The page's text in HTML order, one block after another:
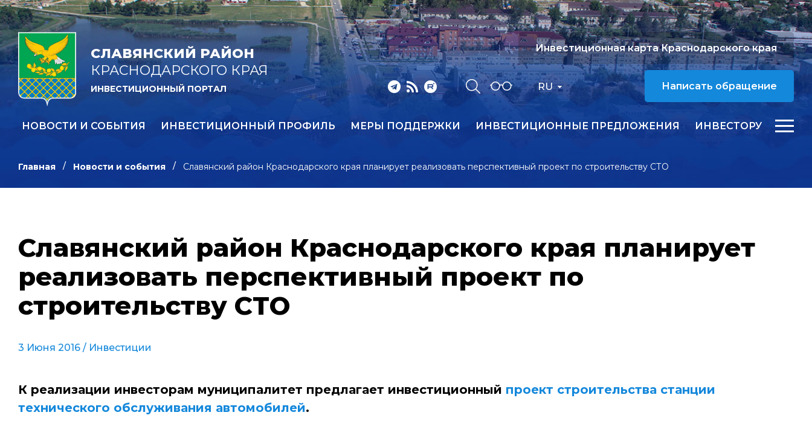
СЛАВЯНСКИЙ РАЙОН
КРАСНОДАРСКОГО КРАЯ
ИНВЕСТИЦИОННЫЙ ПОРТАЛ RU
Инвестиционная карта Краснодарского края
Написать обращение
НОВОСТИ И СОБЫТИЯ ИНВЕСТИЦИОННЫЙ ПРОФИЛЬ МЕРЫ ПОДДЕРЖКИ ИНВЕСТИЦИОННЫЕ ПРЕДЛОЖЕНИЯ ИНВЕСТОРУ
Главная Новости и события Славянский район Краснодарского края планирует реализовать перспективный проект по строительству СТО
Славянский район Краснодарского края планирует
реализовать перспективный проект по
строительству СТО
3 Июня 2016 / Инвестиции
К реализации инвесторам муниципалитет предлагает инвестиционный проект строительства станции
технического обслуживания автомобилей.